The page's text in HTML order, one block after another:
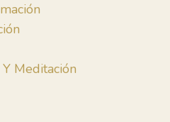
Meditación